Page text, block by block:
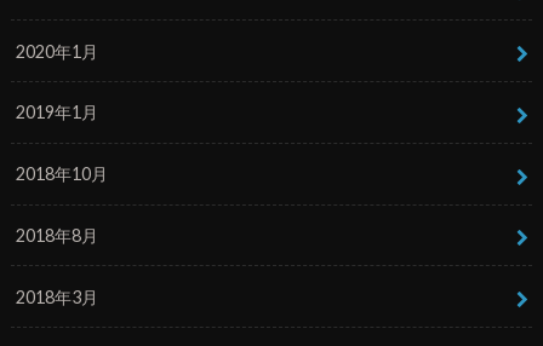
2020年1月
2019年1月
2018年10月
2018年8月
2018年3月